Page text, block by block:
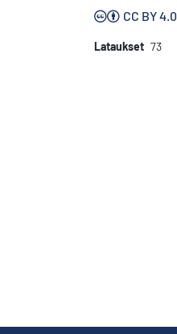
CC BY 4.0
Lataukset 73